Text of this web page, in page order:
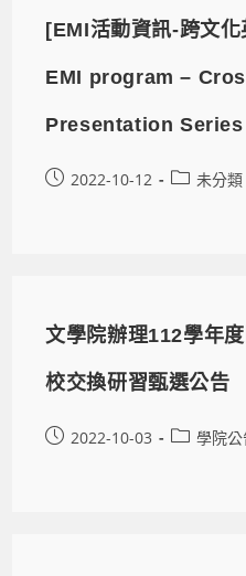
[EMI活動資訊-跨文
EMI program –
Presentation Series
2022-10-12 未分類
文學院辦理112學年
校交換研習甄選公告
2022-10-03 學院